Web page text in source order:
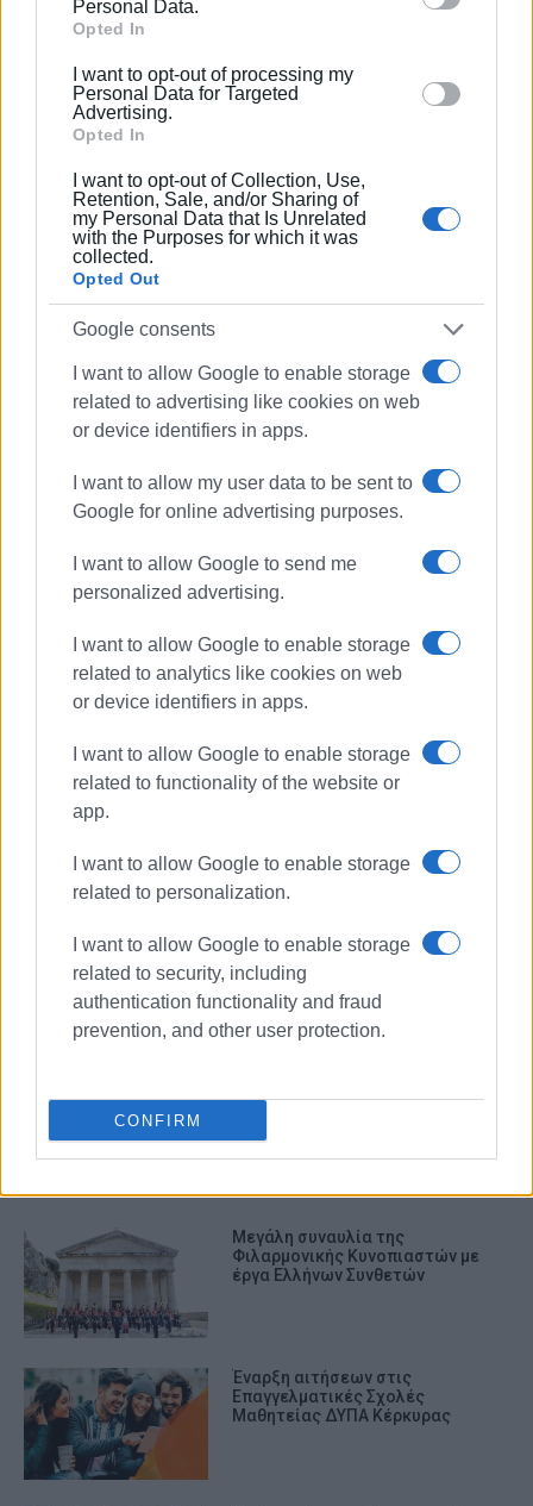
Google and its third-party tags to use your data for
section.
Personal Data.
Opted In
I want to opt-out of processing my
Personal Data for Targeted
Advertising.
Opted In
I want to opt-out of Collection, Use,
Retention, Sale, and/or Sharing of
my Personal Data that Is Unrelated
with the Purposes for which it was
collected.
Opted Out
Google consents
I want to allow Google to enable storage
related to advertising like cookies on web
or device identifiers in apps.
I want to allow my user data to be sent to
Google for online advertising purposes.
I want to allow Google to send me
personalized advertising.
I want to allow Google to enable storage
related to analytics like cookies on web
or device identifiers in apps.
I want to allow Google to enable storage
related to functionality of the website or
app.
I want to allow Google to enable storage
related to personalization.
I want to allow Google to enable storage
related to security, including
authentication functionality and fraud
prevention, and other user protection.
CONFIRM
​Μεγάλη συναυλία της
Φιλαρμονικής Κυνοπιαστών με
έργα Ελλήνων Συνθετών
Έναρξη αιτήσεων στις
Επαγγελματικές Σχολές
Μαθητείας ΔΥΠΑ Κέρκυρας